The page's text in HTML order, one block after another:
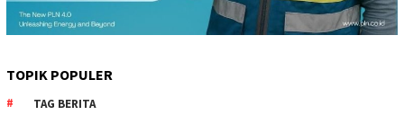
TOPIK POPULER
TAG BERITA